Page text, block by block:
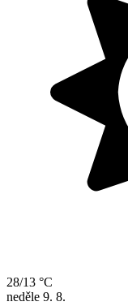
28/13 °C
neděle 9. 8.